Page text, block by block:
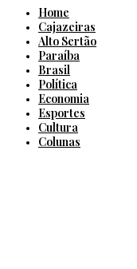
Home
Cajazeiras
Alto Sertão
Paraíba
Brasil
Política
Economia
Esportes
Cultura
Colunas